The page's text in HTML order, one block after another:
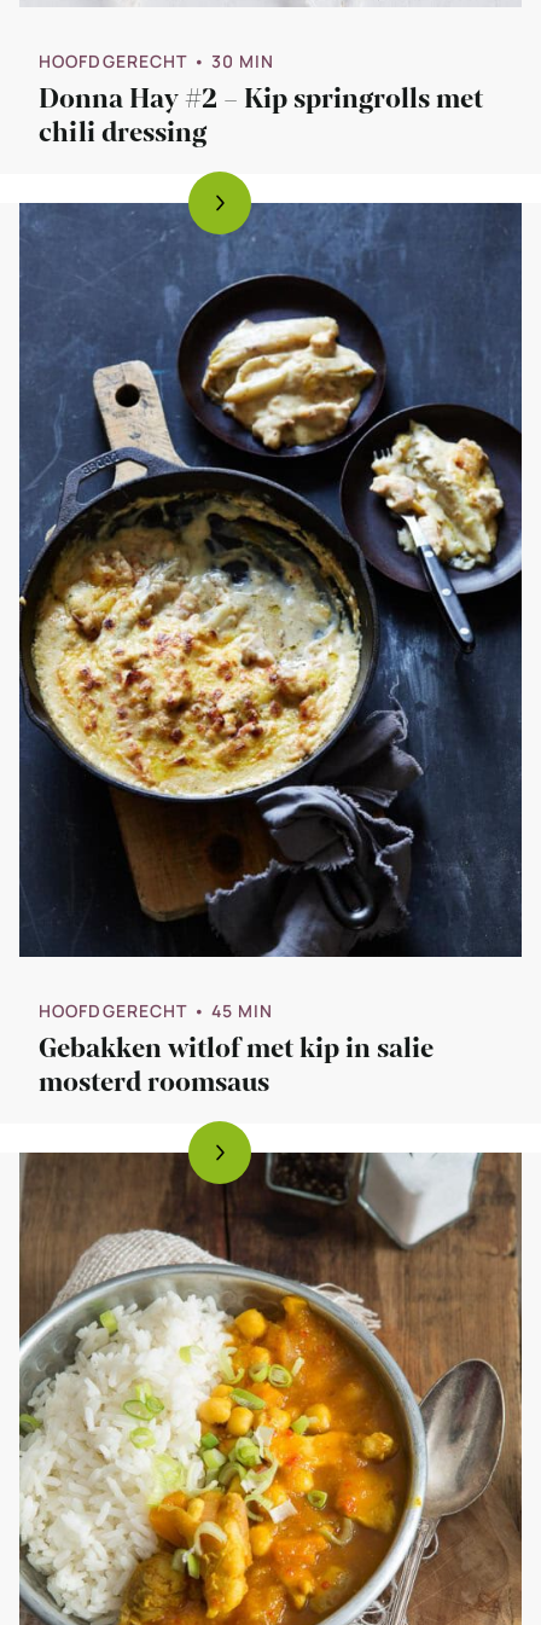
HOOFDGERECHT • 30 MIN
Donna Hay #2 – Kip springrolls met
chili dressing
HOOFDGERECHT • 45 MIN
Gebakken witlof met kip in salie
mosterd roomsaus